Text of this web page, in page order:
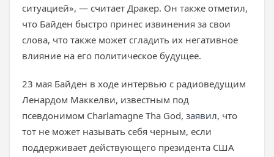
ситуацией», — считает Дракер. Он также отметил,
что Байден быстро принес извинения за свои
слова, что также может сгладить их негативное
влияние на его политическое будущее.
23 мая Байден в ходе интервью с радиоведущим
Ленардом Маккелви, известным под
псевдонимом Charlamagne Tha God, заявил, что
тот не может называть себя черным, если
поддерживает действующего президента США